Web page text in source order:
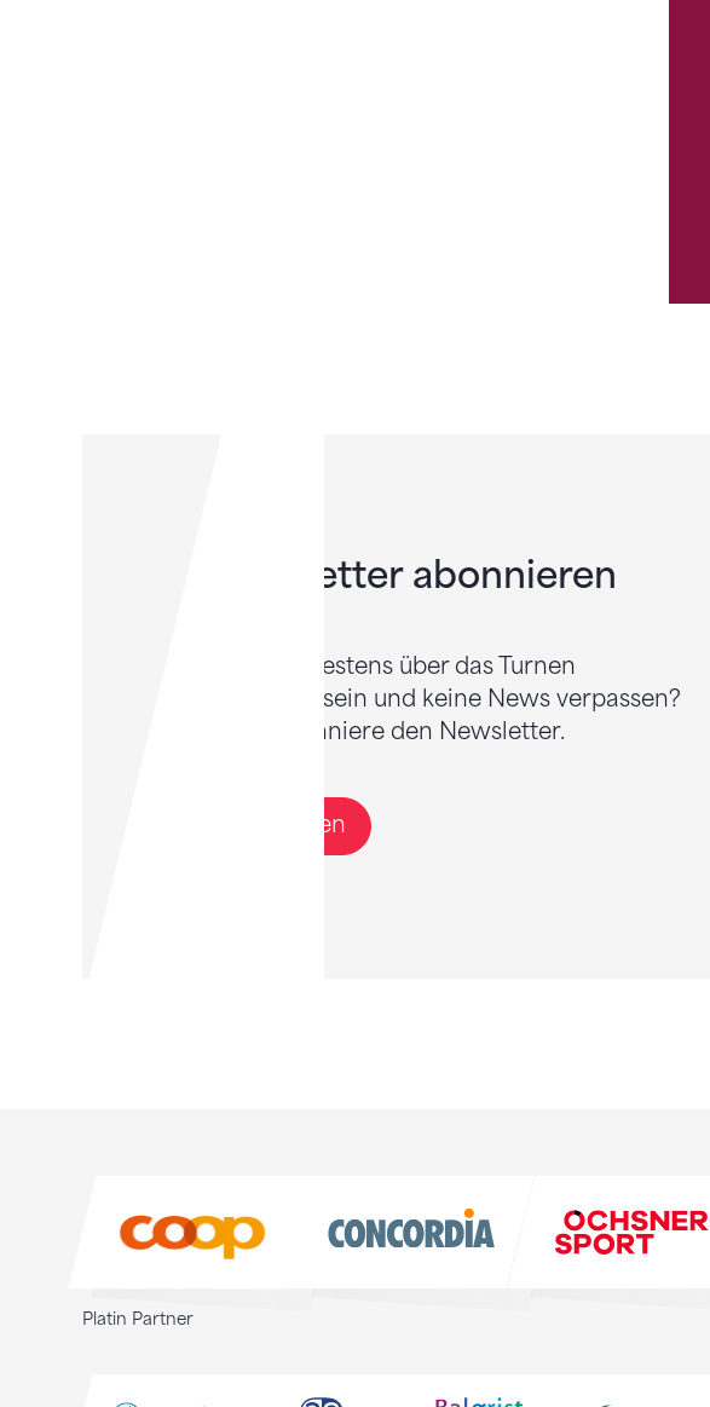
Newsletter abonnieren
Willst du bestens über das Turnen
informiert sein und keine News verpassen?
Dann abonniere den Newsletter.
Anmelden
Platin Partner